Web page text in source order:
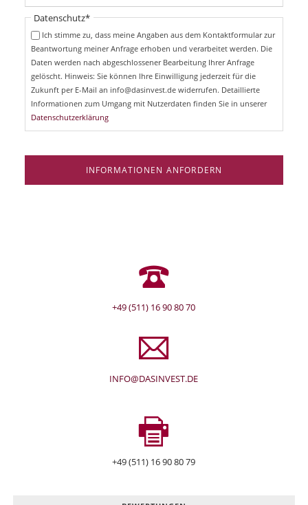
t
f
i
Pflichtfeld
Datenschutz*
Ich stimme zu, dass meine Angaben aus dem Kontaktformular zur
Beantwortung meiner Anfrage erhoben und verarbeitet werden. Die
Daten werden nach abgeschlossener Bearbeitung Ihrer Anfrage
gelöscht. Hinweis: Sie können Ihre Einwilligung jederzeit für die
Zukunft per E-Mail an info@dasinvest.de widerrufen. Detaillierte
Informationen zum Umgang mit Nutzerdaten finden Sie in unserer
Datenschutzerklärung
INFORMATIONEN ANFORDERN
+49 (511) 16 90 80 70
INFO@DASINVEST.DE
+49 (511) 16 90 80 79